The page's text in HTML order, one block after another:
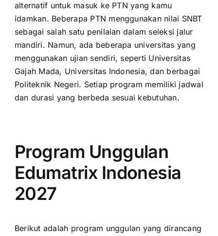
alternatif untuk masuk ke PTN yang kamu
idamkan. Beberapa PTN menggunakan nilai SNBT
sebagai salah satu penilaian dalam seleksi jalur
mandiri. Namun, ada beberapa universitas yang
menggunakan ujian sendiri, seperti Universitas
Gajah Mada, Universitas Indonesia, dan berbagai
Politeknik Negeri. Setiap program memiliki jadwal
dan durasi yang berbeda sesuai kebutuhan.
Program Unggulan
Edumatrix Indonesia
2027
Berikut adalah program unggulan yang dirancang